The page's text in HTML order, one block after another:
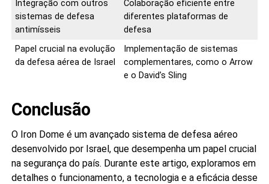
Integração com outros
sistemas de defesa
antimísseis
Colaboração eficiente entre
diferentes plataformas de
defesa
Papel crucial na evolução
da defesa aérea de Israel
Implementação de sistemas
complementares, como o Arrow
e o David’s Sling
Conclusão
O Iron Dome é um avançado sistema de defesa aéreo
desenvolvido por Israel, que desempenha um papel crucial
na segurança do país. Durante este artigo, exploramos em
detalhes o funcionamento, a tecnologia e a eficácia desse